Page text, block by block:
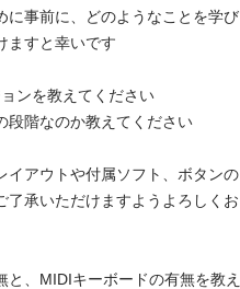
に事前に、どのようなことを学び
ますと幸いです
ンを教えてください
段階なのか教えてください
アウトや付属ソフト、ボタンの
了承いただけますようよろしくお
と、MIDIキーボードの有無を教え